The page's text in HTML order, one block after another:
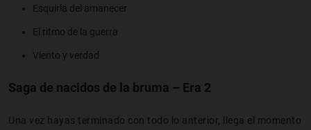
Esquirla del amanecer
El ritmo de la guerra
Viento y verdad
Saga de nacidos de la bruma – Era 2
Una vez hayas terminado con todo lo anterior, llega el momento